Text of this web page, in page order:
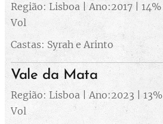
Região: Lisboa | Ano:2017 | 14%
Vol
Castas: Syrah e Arinto
Vale da Mata
Região: Lisboa | Ano:2023 | 13%
Vol